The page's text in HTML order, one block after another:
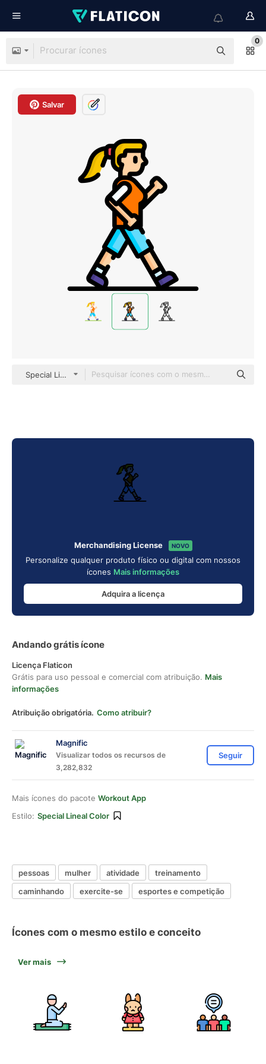
0
Salvar
Special Lineal color
Merchandising License NOVO
Personalize qualquer produto físico ou digital com nossos
ícones Mais informações
Adquira a licença
Andando grátis ícone
Licença Flaticon
Grátis para uso pessoal e comercial com atribuição. Mais
informações
Atribuição obrigatória. Como atribuir?
Magnific
Visualizar todos os recursos de
3,282,832
Seguir
Mais ícones do pacote Workout App
Estilo: Special Lineal Color
pessoas mulher atividade
treinamento
caminhando
exercite-se esportes e competição
Ícones com o mesmo estilo e conceito
Ver mais